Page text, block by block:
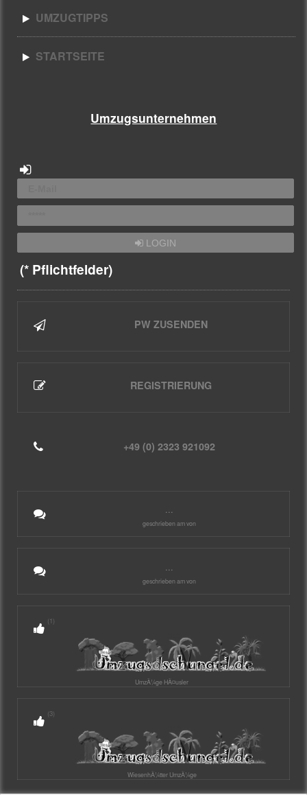
UMZUGTIPPS
STARTSEITE
Umzugsunternehmen
LOGIN
(* Pflichtfelder)
PW ZUSENDEN
REGISTRIERUNG
+49 (0) 2323 921092
...
geschrieben am von
...
geschrieben am von
(1)
UmzÃ¼ge HÃ¤usler
(3)
WiesenhÃ¼tter UmzÃ¼ge